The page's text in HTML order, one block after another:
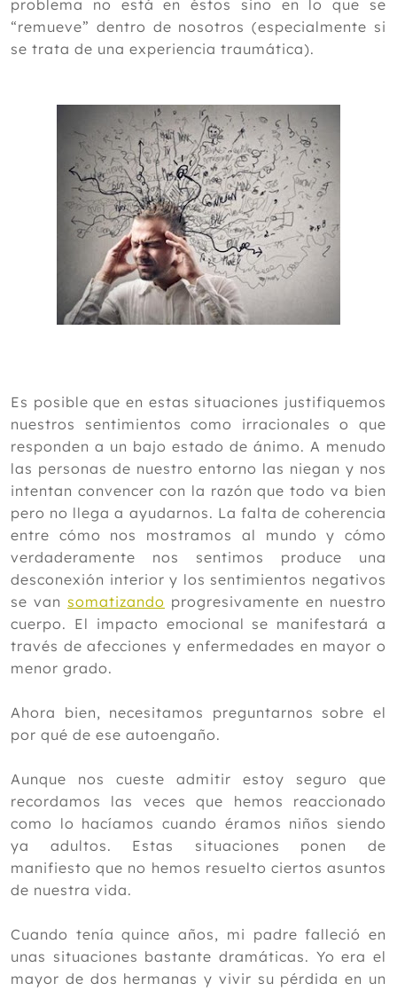
Diciembre
Noviembre
Octubre
Agosto
Julio
Junio
Mayo
Abril
Marzo
Febrero
Enero
2015
2014
problema no está en éstos sino en lo que se
“remueve” dentro de nosotros (especialmente si
se trata de una experiencia traumática).
Es posible que en estas situaciones justifiquemos
nuestros sentimientos como irracionales o que
responden a un bajo estado de ánimo. A menudo
las personas de nuestro entorno las niegan y nos
intentan convencer con la razón que todo va bien
pero no llega a ayudarnos. La falta de coherencia
entre cómo nos mostramos al mundo y cómo
verdaderamente nos sentimos produce una
desconexión interior y los sentimientos negativos
se van somatizando progresivamente en nuestro
cuerpo. El impacto emocional se manifestará a
través de afecciones y enfermedades en mayor o
menor grado.
Ahora bien, necesitamos preguntarnos sobre el
por qué de ese autoengaño.
Aunque nos cueste admitir estoy seguro que
recordamos las veces que hemos reaccionado
como lo hacíamos cuando éramos niños siendo
ya adultos. Estas situaciones ponen de
manifiesto que no hemos resuelto ciertos asuntos
de nuestra vida.
Cuando tenía quince años, mi padre falleció en
unas situaciones bastante dramáticas. Yo era el
mayor de dos hermanas y vivir su pérdida en un